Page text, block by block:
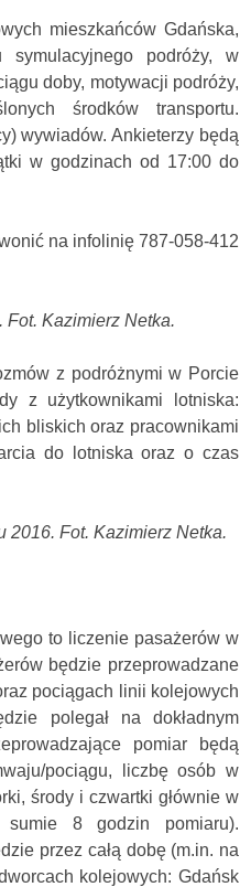
mieszkańców Gdańska,
symulacyjnego podróży, w
doby, motywacji podróży,
środków transportu.
wywiadów. Ankieterzy będą
w godzinach od 17:00 do
na infolinię 787-058-412
Kazimierz Netka.
z podróżnymi w Porcie
z użytkownikami lotniska:
bliskich oraz pracownikami
do lotniska oraz o czas
2016. Fot. Kazimierz Netka.
to liczenie pasażerów w
będzie przeprowadzane
pociągach linii kolejowych
polegał na dokładnym
pomiar będą
pociągu, liczbę osób w
środy i czwartki głównie w
sumie 8 godzin pomiaru).
przez całą dobę (m.in. na
kolejowych: Gdańsk